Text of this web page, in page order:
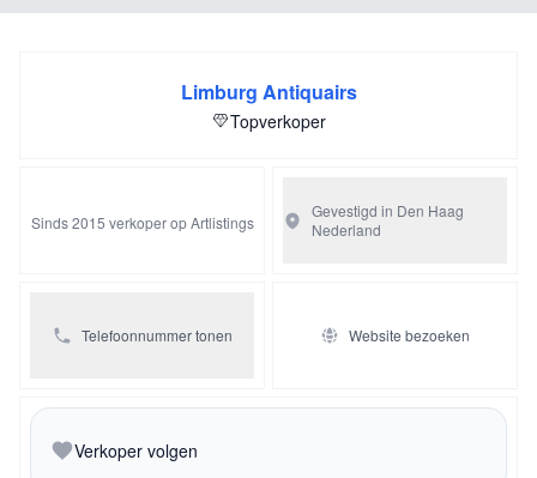
Limburg Antiquairs
Topverkoper
Sinds 2015 verkoper op Artlistings
Gevestigd in Den Haag
Nederland
Telefoonnummer tonen Website bezoeken
Verkoper volgen